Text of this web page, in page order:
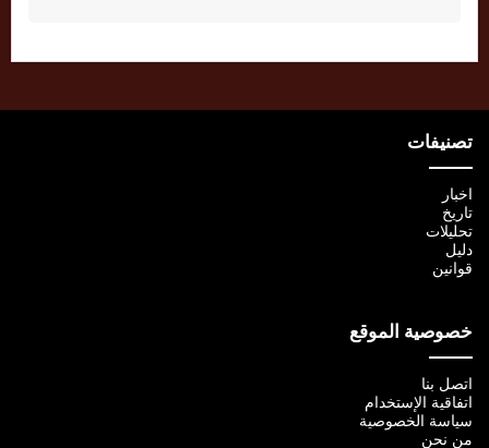
تصنيفات
اخبار
تاريخ
تحليلات
دليل
قوانين
خصوصية الموقع
اتصل بنا
اتفاقية الإستخدام
سياسة الخصوصية
من نحن